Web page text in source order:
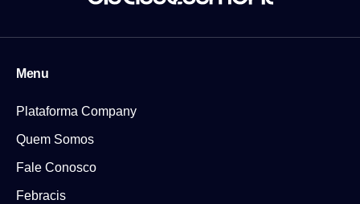
Menu
Plataforma Company
Quem Somos
Fale Conosco
Febracis